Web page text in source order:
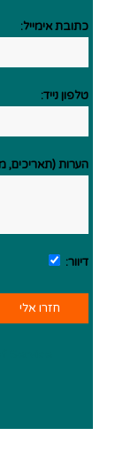
כתובת אימייל:
טלפון נייד:
הערות (תאריכים,
דיוור: